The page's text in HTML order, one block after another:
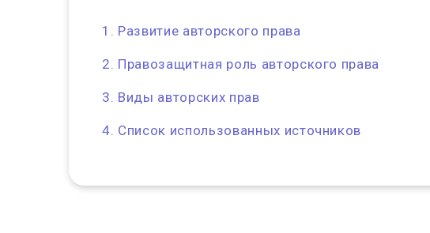
Развитие авторского права
Правозащитная роль авторского права
Виды авторских прав
Список использованных источников